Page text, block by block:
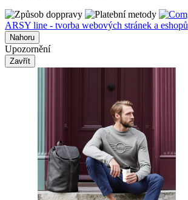
ARSY line - tvorba webových stránek a eshopů
Nahoru
Upozornění
Zavřít